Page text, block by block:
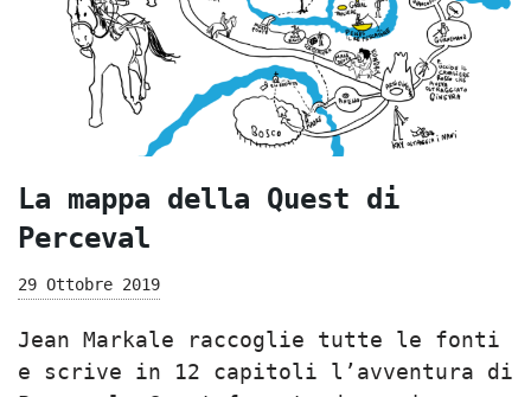
La mappa della Quest di
Perceval
29 Ottobre 2019
Jean Markale raccoglie tutte le fonti
e scrive in 12 capitoli l’avventura di